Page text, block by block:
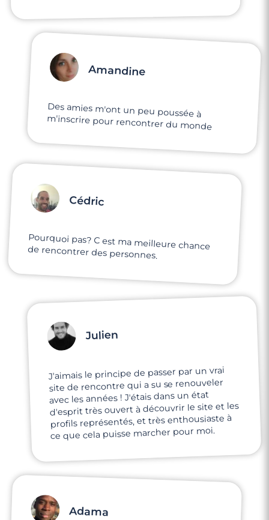
Amandine
Des amies m'ont un peu poussée à
m'inscrire pour rencontrer du monde
Cédric
Pourquoi pas? C est ma meilleure chance
de rencontrer des personnes.
Julien
J'aimais le principe de passer par un vrai
site de rencontre qui a su se renouveler
avec les années ! J'étais dans un état
d'esprit très ouvert à découvrir le site et les
profils représentés, et très enthousiaste à
ce que cela puisse marcher pour moi.
Adama